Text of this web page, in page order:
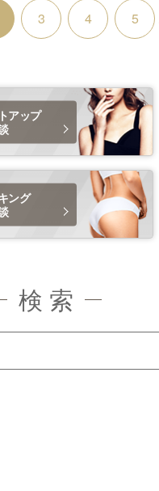
3 4 5
アップ
ング
検 索